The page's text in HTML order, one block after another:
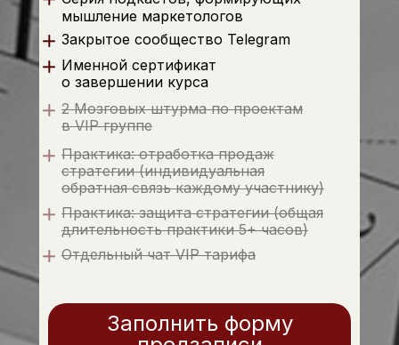
2 Мозговых штурма по проектам
в VIP группе
Практика: отработка продаж
стратегии (индивидуальная
обратная связь каждому участнику)
мышление маркетологов
Закрытое сообщество Telegram
Именной сертификат
о завершении курса
Практика: защита стратегии (общая
длительность практики 5+ часов)
Отдельный чат VIP тарифа
Заполнить форму